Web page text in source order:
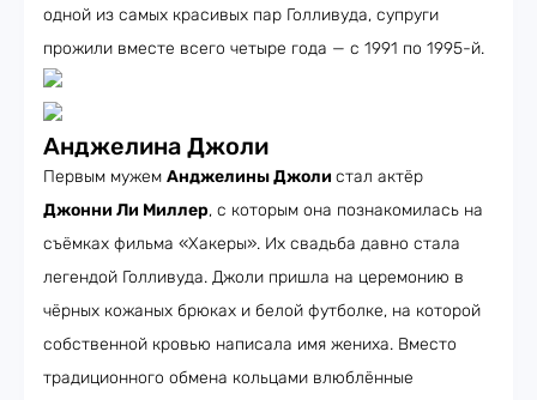
одной из самых красивых пар Голливуда, супруги
прожили вместе всего четыре года — с 1991 по 1995-й.
Анджелина Джоли
Первым мужем Анджелины Джоли стал актёр
Джонни Ли Миллер, с которым она познакомилась на
съёмках фильма «Хакеры». Их свадьба давно стала
легендой Голливуда. Джоли пришла на церемонию в
чёрных кожаных брюках и белой футболке, на которой
собственной кровью написала имя жениха. Вместо
традиционного обмена кольцами влюблённые